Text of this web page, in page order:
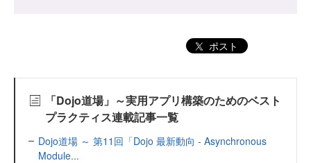
ポスト
「Dojo道場」～実用アプリ構築のためのベスト
プラクティス連載記事一覧
Dojo道場 ～ 第11回「Dojo 最新動向 - Asynchronous
Module...